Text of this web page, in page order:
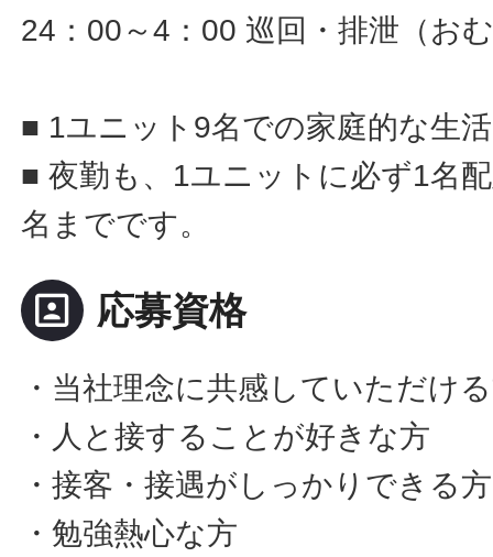
24：00～4：00 巡回・排泄（お
■ 1ユニット9名での家庭的な生
■ 夜勤も、1ユニットに必ず1名
名までです。
portrait 応募資格
・当社理念に共感していただけ
・人と接することが好きな方
・接客・接遇がしっかりできる方
・勉強熱心な方